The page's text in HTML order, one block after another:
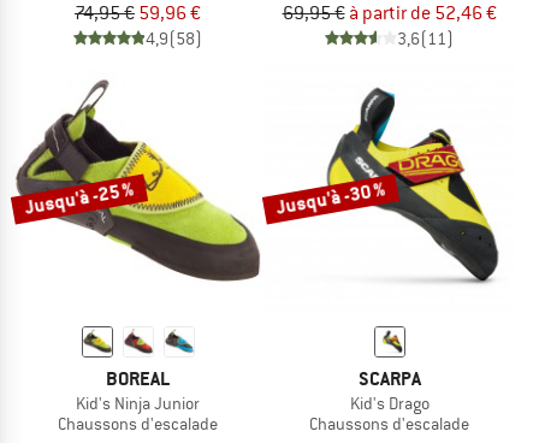
74,95 € 59,96 €
4,9(58)
69,95 € à partir de 52,46 €
3,6(11)
Jusqu'à -25 %
BOREAL
Kid's Ninja Junior
Chaussons d'escalade
Jusqu'à -30 %
SCARPA
Kid's Drago
Chaussons d'escalade